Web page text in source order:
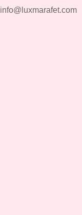
info@luxmarafet.com